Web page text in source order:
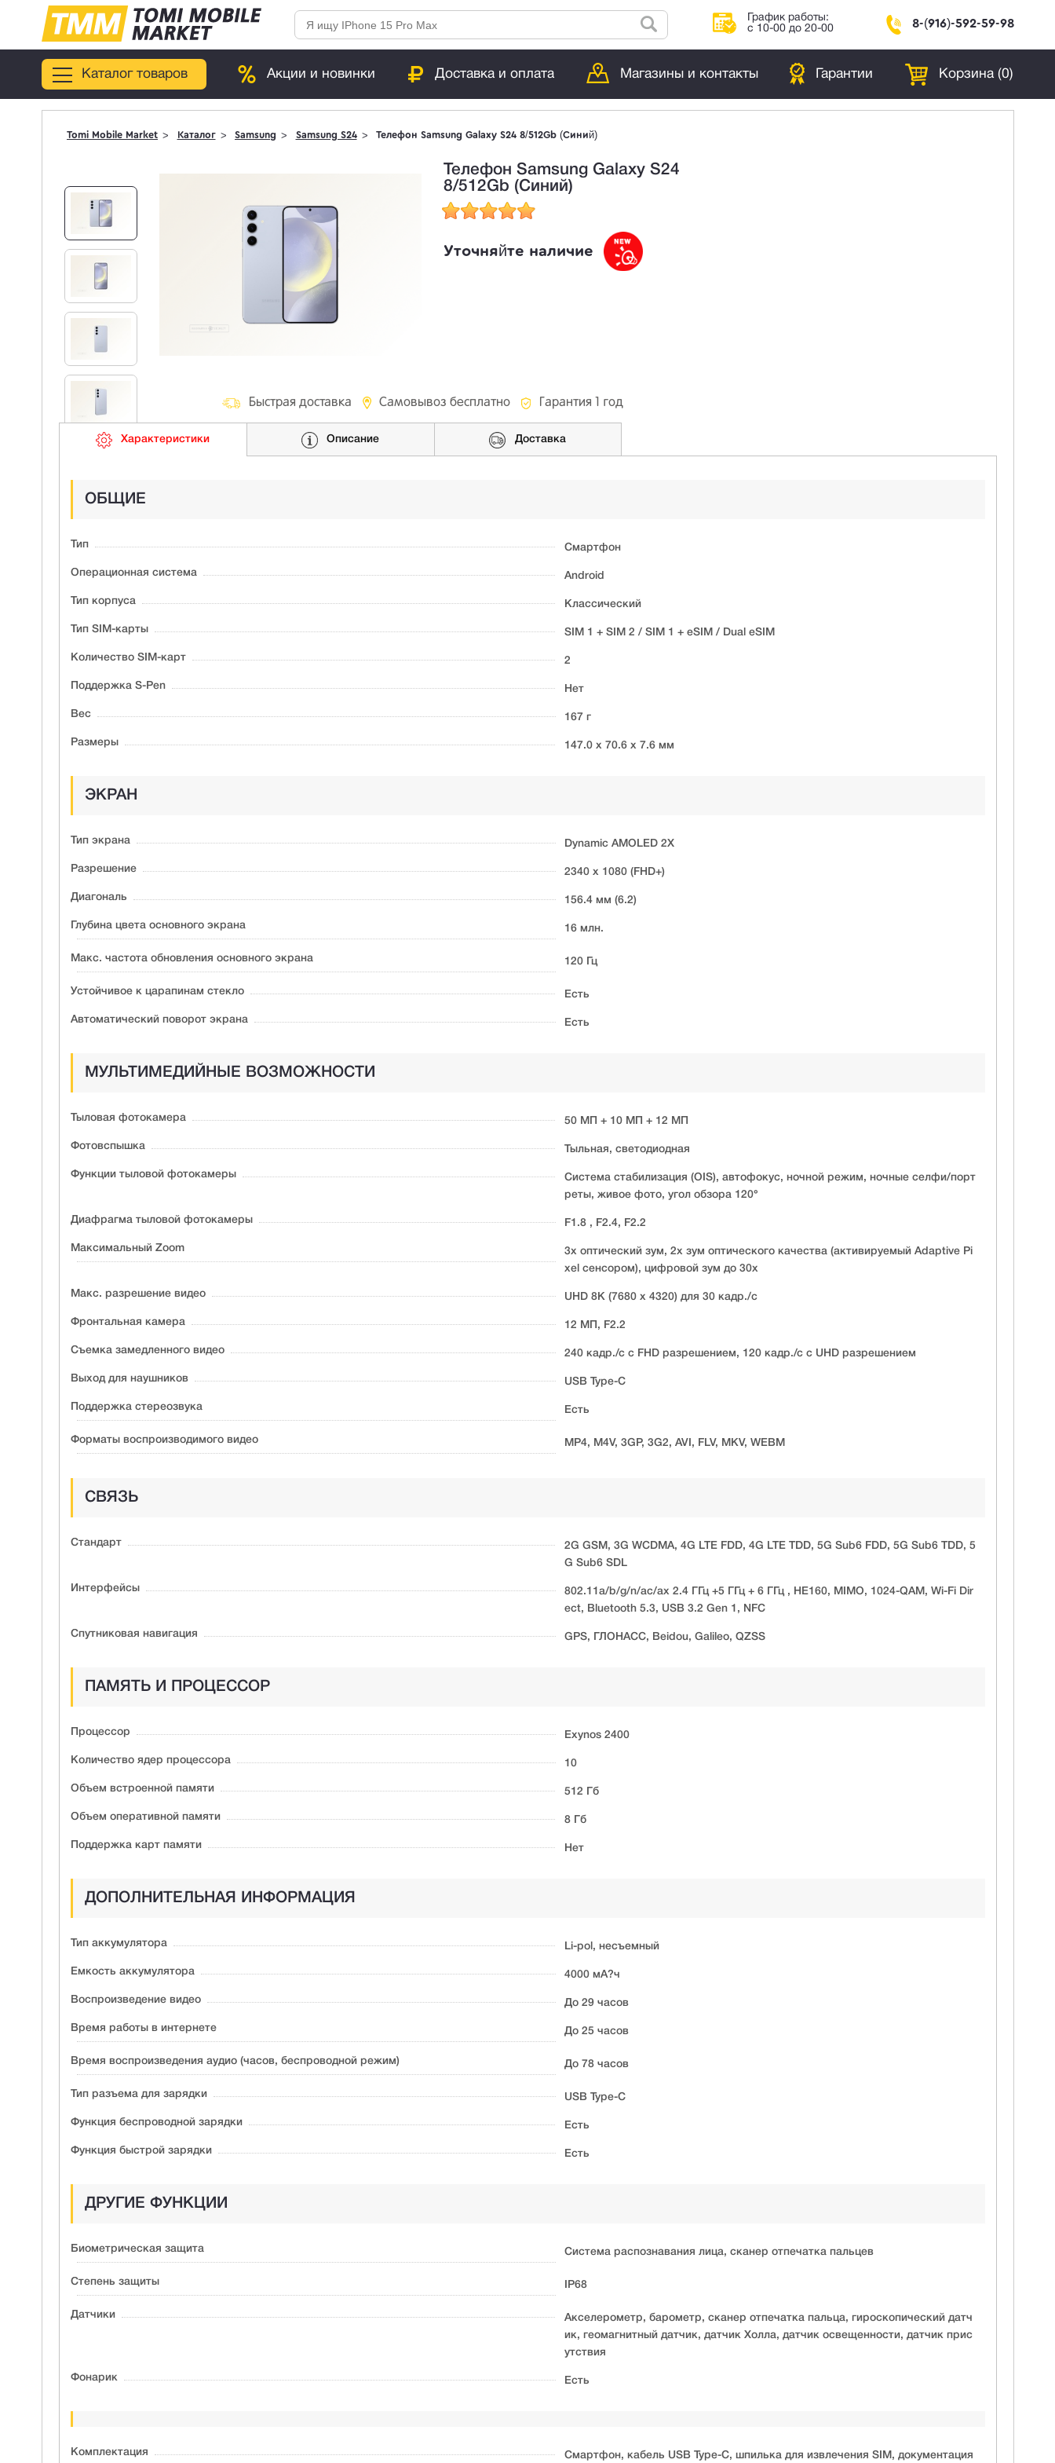
График работы:
с 10-00 до 20-00
8-(916)-592-59-98
Каталог товаров Акции и новинки Доставка и оплата Магазины и контакты Гарантии Корзина (0)
Tomi Mobile Market Каталог Samsung Samsung S24 Телефон Samsung Galaxy S24 8/512Gb (Синий)
Телефон Samsung Galaxy S24
8/512Gb (Синий)
Уточняйте наличие
Быстрая доставка Самовывоз бесплатно Гарантия 1 год
Характеристики Описание Доставка
ОБЩИЕ
Тип Смартфон
Операционная система Android
Тип корпуса Классический
Тип SIM-карты SIM 1 + SIM 2 / SIM 1 + eSIM / Dual eSIM
Количество SIM-карт 2
Поддержка S-Pen Нет
Вес 167 г
Размеры 147.0 x 70.6 x 7.6 мм
ЭКРАН
Тип экрана Dynamic AMOLED 2X
Разрешение 2340 x 1080 (FHD+)
Диагональ 156.4 мм (6.2)
Глубина цвета основного экрана 16 млн.
Макс. частота обновления основного экрана 120 Гц
Устойчивое к царапинам стекло Есть
Автоматический поворот экрана Есть
МУЛЬТИМЕДИЙНЫЕ ВОЗМОЖНОСТИ
Тыловая фотокамера 50 МП + 10 МП + 12 МП
Фотовспышка Тыльная, светодиодная
Функции тыловой фотокамеры
Система стабилизация (OIS), автофокус, ночной режим, ночные селфи/порт
реты, живое фото, угол обзора 120°
Диафрагма тыловой фотокамеры F1.8 , F2.4, F2.2
Максимальный Zoom
3х оптический зум, 2х зум оптического качества (активируемый Adaptive Pi
xel сенсором), цифровой зум до 30х
Макс. разрешение видео UHD 8K (7680 x 4320) для 30 кадр./c
Фронтальная камера 12 МП, F2.2
Съемка замедленного видео 240 кадр./с с FHD разрешением, 120 кадр./с с UHD разрешением
Выход для наушников USB Type-C
Поддержка стeреозвука Есть
Форматы воспроизводимого видео MP4, M4V, 3GP, 3G2, AVI, FLV, MKV, WEBM
СВЯЗЬ
Стандарт
2G GSM, 3G WCDMA, 4G LTE FDD, 4G LTE TDD, 5G Sub6 FDD, 5G Sub6 TDD, 5
G Sub6 SDL
Интерфейсы
802.11a/b/g/n/ac/ax 2.4 ГГц +5 ГГц + 6 ГГц , HE160, MIMO, 1024-QAM, Wi-Fi Dir
ect, Bluetooth 5.3, USB 3.2 Gen 1, NFC
Спутниковая навигация GPS, ГЛОНАСС, Beidou, Galileo, QZSS
ПАМЯТЬ И ПРОЦЕССОР
Процессор Exynos 2400
Количество ядер процессора 10
Объем встроенной памяти 512 Гб
Объем оперативной памяти 8 Гб
Поддержка карт памяти Нет
ДОПОЛНИТЕЛЬНАЯ ИНФОРМАЦИЯ
Тип аккумулятора Li-pol, несъемный
Емкость аккумулятора 4000 мА?ч
Воспроизведение видео До 29 часов
Время работы в интернете До 25 часов
Время воспроизведения аудио (часов, беспроводной режим) До 78 часов
Тип разъема для зарядки USB Type-C
Функция беспроводной зарядки Есть
Функция быстрой зарядки Есть
ДРУГИЕ ФУНКЦИИ
Биометрическая защита Система распознавания лица, сканер отпечатка пальцев
Степень защиты IP68
Датчики
Акселерометр, барометр, сканер отпечатка пальца, гироскопический датч
ик, геомагнитный датчик, датчик Холла, датчик освещенности, датчик прис
утствия
Фонарик Есть
Комплектация Смартфон, кабель USB Type-C, шпилька для извлечения SIM, документация